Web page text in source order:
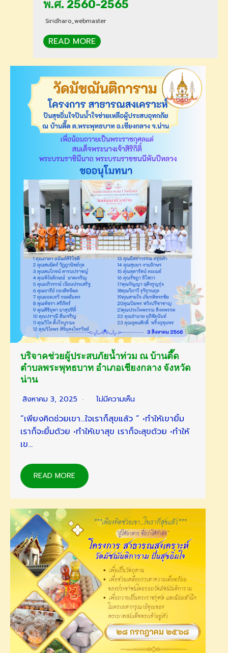
พ.ศ. 2560-2565
Siridharo_webmaster
READ MORE
บริจาคช่วยผู้ประสบภัยน้ำท่วม ณ บ้านตึ๊ด
ตำบลพระพุทธบาท อำเภอเชียงกลาง จังหวัด
น่าน
สิงหาคม 3, 2025 ไม่มีความเห็น
“เพียงคิดช่วยเขา…ใจเราก็สุขแล้ว ” •ทำให้เขายิ้ม
เราก็จะยิ้มด้วย •ทำให้เขาสุข เราก็จะสุขด้วย •ทำให้
เข…
READ MORE